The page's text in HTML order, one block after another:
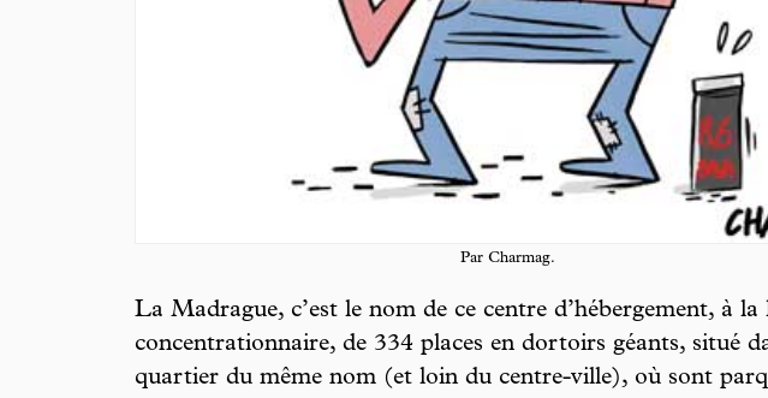
Par Charmag.
La Madrague, c’est le nom de ce centre d’hébergement, à
concentrationnaire, de 334 places en dortoirs géants, situé
quartier du même nom (et loin du centre-ville), où sont